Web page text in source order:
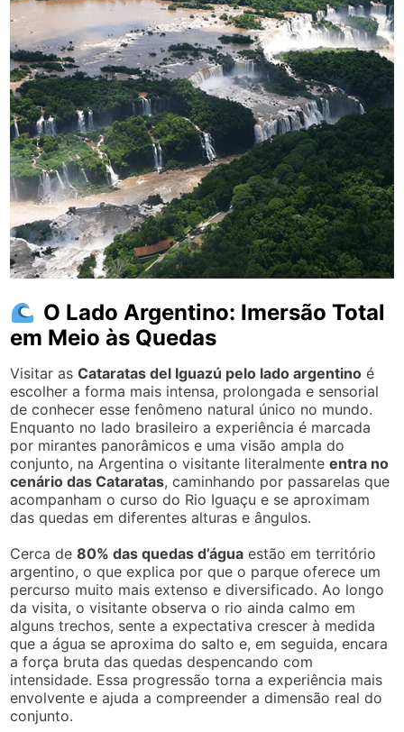
O Lado Argentino: Imersão Total
em Meio às Quedas
Visitar asCataratas del Iguazú pelo lado argentino é
escolher a forma mais intensa, prolongada e sensorial
de conhecer esse fenômeno natural único no mundo.
Enquanto no lado brasileiro a experiência é marcada
por mirantes panorâmicos e uma visão ampla do
conjunto, na Argentina o visitante literalmenteentra no
cenário das Cataratas, caminhando por passarelas que
acompanham o curso do Rio Iguaçu e se aproximam
das quedas em diferentes alturas e ângulos.
Cerca de80% das quedas d’água estão em território
argentino, o que explica por que o parque oferece um
percurso muito mais extenso e diversificado. Ao longo
da visita, o visitante observa o rio ainda calmo em
alguns trechos, sente a expectativa crescer à medida
que a água se aproxima do salto e, em seguida, encara
a força bruta das quedas despencando com
intensidade. Essa progressão torna a experiência mais
envolvente e ajuda a compreender a dimensão real do
conjunto.